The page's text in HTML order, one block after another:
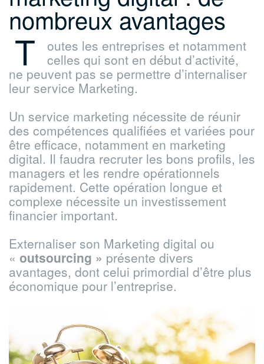
nombreux avantages
T
outes les entreprises et notamment
celles qui sont en début d’activité,
ne peuvent pas se permettre d’internaliser
leur service Marketing.
Un service marketing nécessite de réunir
des compétences qualifiées et variées pour
être efficace, notamment en marketing
digital. Il faudra recruter les bons profils, les
managers et les rendre opérationnels
rapidement. Cette opération longue et
complexe nécessite un investissement
financier important.
Externaliser son Marketing digital ou
« outsourcing » présente divers
avantages, dont celui primordial d’être plus
économique pour l’entreprise.